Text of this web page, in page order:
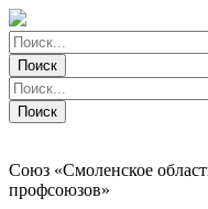
Поиск
Поиск
Поиск
Поиск
Союз «Смоленское
профсоюзов»